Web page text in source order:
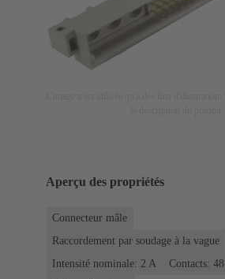
Aperçu des propriétés
Connecteur mâle
Raccordement par soudage à la vague
Intensité nominale: ‌2 A
Contacts: 48